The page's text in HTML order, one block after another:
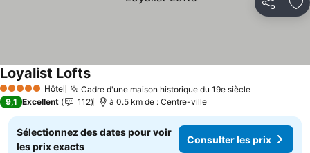
Partager
5 Étoiles Hôtel Cadre d'une maison historique du 19e siècleConsulter
Loyalist LoftsConsulter les prix
9,1 Excellent 112 à 0.5 km de : Centre-ville
Sélectionnez des dates pour voir
les prix exacts
Consulter les prix